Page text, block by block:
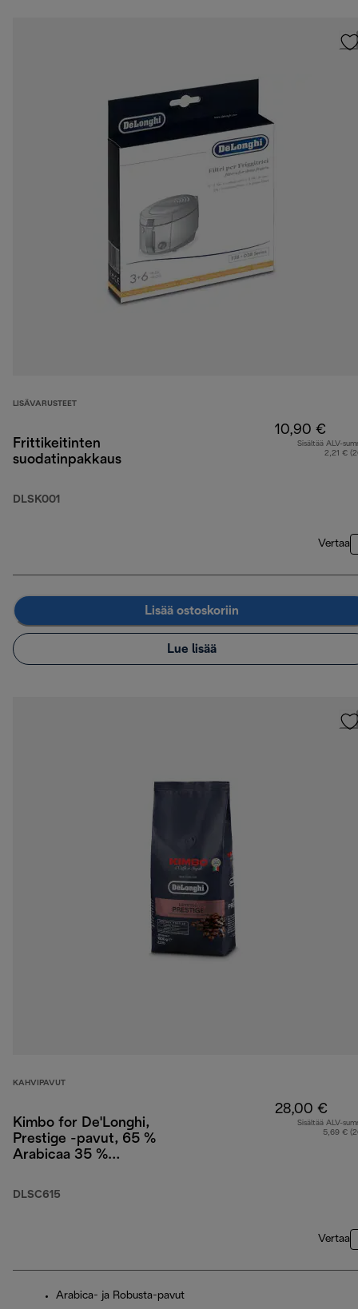
LISÄVARUSTEET
Frittikeitinten
suodatinpakkaus
DLSK001
10,90 €
Sisältää ALV-
2,21 €
Vertaa
Lisää ostoskoriin
Lue lisää
KAHVIPAVUT
Kimbo for De'Longhi,
Prestige -pavut, 65 %
Arabicaa 35 %
DLSC615
28,00 €
Sisältää ALV-
5,69 €
Vertaa
Arabica- ja Robusta-pavut